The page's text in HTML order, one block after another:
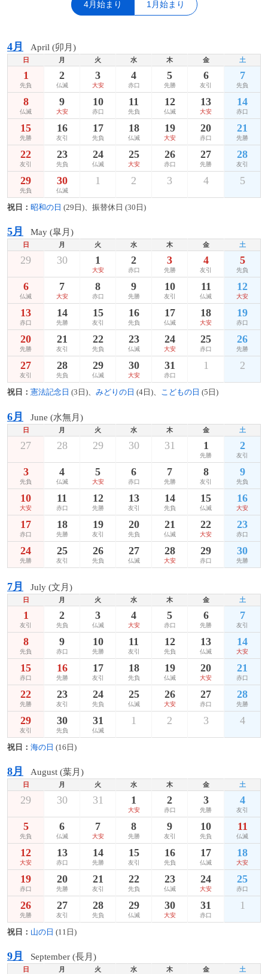
4月始まり 1月始まり
4月 April (卯月)
日 月 火 水 木 金 土
1
先負
2
仏滅
3
大安
4
赤口
5
先勝
6
友引
7
先負
8
仏滅
9
大安
10
赤口
11
先負
12
仏滅
13
大安
14
赤口
15
先勝
16
友引
17
先負
18
仏滅
19
大安
20
赤口
21
先勝
22
友引
23
先負
24
仏滅
25
大安
26
赤口
27
先勝
28
友引
29
先負
30
仏滅
1 2 3 4 5
祝日： 昭和の日 (29日)、振替休日 (30日)
5月 May (皐月)
日 月 火 水 木 金 土
29 30 1
大安
2
赤口
3
先勝
4
友引
5
先負
6
仏滅
7
大安
8
赤口
9
先勝
10
友引
11
仏滅
12
大安
13
赤口
14
先勝
15
友引
16
先負
17
仏滅
18
大安
19
赤口
20
先勝
21
友引
22
先負
23
仏滅
24
大安
25
赤口
26
先勝
27
友引
28
先負
29
仏滅
30
大安
31
赤口
1 2
祝日： 憲法記念日 (3日)、 みどりの日 (4日)、 こどもの日 (5日)
6月 June (水無月)
日 月 火 水 木 金 土
27 28 29 30 31 1
先勝
2
友引
3
先負
4
仏滅
5
大安
6
赤口
7
先勝
8
友引
9
先負
10
大安
11
赤口
12
先勝
13
友引
14
先負
15
仏滅
16
大安
17
赤口
18
先勝
19
友引
20
先負
21
仏滅
22
大安
23
赤口
24
先勝
25
友引
26
先負
27
仏滅
28
大安
29
赤口
30
先勝
7月 July (文月)
日 月 火 水 木 金 土
1
友引
2
先負
3
仏滅
4
大安
5
赤口
6
先勝
7
友引
8
先負
9
赤口
10
先勝
11
友引
12
先負
13
仏滅
14
大安
15
赤口
16
先勝
17
友引
18
先負
19
仏滅
20
大安
21
赤口
22
先勝
23
友引
24
先負
25
仏滅
26
大安
27
赤口
28
先勝
29
友引
30
先負
31
仏滅
1 2 3 4
祝日： 海の日 (16日)
8月 August (葉月)
日 月 火 水 木 金 土
29 30 31 1
大安
2
赤口
3
先勝
4
友引
5
先負
6
仏滅
7
大安
8
先勝
9
友引
10
先負
11
仏滅
12
大安
13
赤口
14
先勝
15
友引
16
先負
17
仏滅
18
大安
19
赤口
20
先勝
21
友引
22
先負
23
仏滅
24
大安
25
赤口
26
先勝
27
友引
28
先負
29
仏滅
30
大安
31
赤口
1
祝日： 山の日 (11日)
9月 September (長月)
日 月 火 水 木 金 土